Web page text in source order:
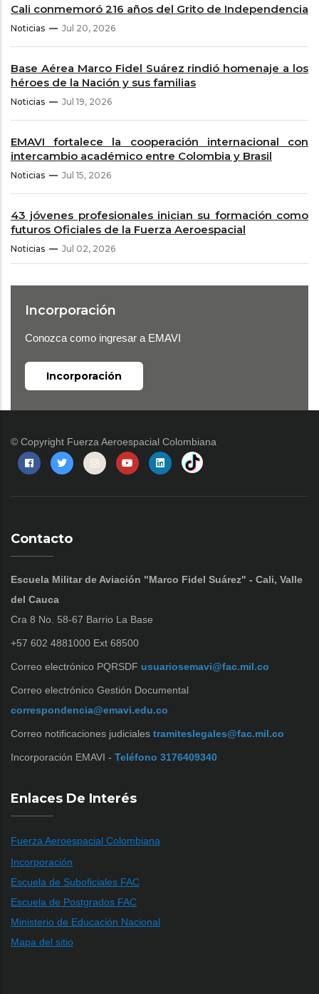
Cali conmemoró 216 años del Grito de Independencia
Noticias Jul 20, 2026
Base Aérea Marco Fidel Suárez rindió homenaje a los
héroes de la Nación y sus familias
Noticias Jul 19, 2026
EMAVI fortalece la cooperación internacional con
intercambio académico entre Colombia y Brasil
Noticias Jul 15, 2026
43 jóvenes profesionales inician su formación como
futuros Oficiales de la Fuerza Aeroespacial
Noticias Jul 02, 2026
Incorporación
Conozca como ingresar a EMAVI
Incorporación
© Copyright Fuerza Aeroespacial Colombiana
Contacto
Escuela Militar de Aviación "Marco Fidel Suárez" - Cali, Valle
del Cauca
Cra 8 No. 58-67 Barrio La Base
+57 602 4881000 Ext 68500
Correo electrónico PQRSDF usuariosemavi@fac.mil.co
Correo electrónico Gestión Documental
correspondencia@emavi.edu.co
Correo notificaciones judiciales tramiteslegales@fac.mil.co
Incorporación EMAVI - Teléfono 3176409340
Enlaces De Interés
Fuerza Aeroespacial Colombiana
Incorporación
Escuela de Suboficiales FAC
Escuela de Postgrados FAC
Ministerio de Educación Nacional
Mapa del sitio